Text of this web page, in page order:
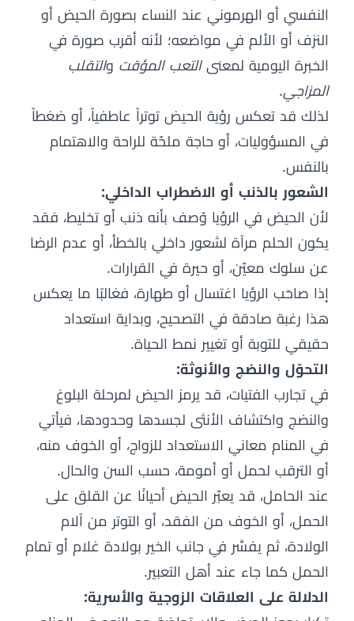
النفسي أو الهرموني عند النساء بصورة الحيض أو
النزف أو الألم في مواضعه؛ لأنه أقرب صورة في
الخبرة اليومية لمعنىالتعب المؤقت والتقلب
المزاجي.
لذلك قد تعكس رؤية الحيض توتراً عاطفياً، أو ضغطاً
في المسؤوليات، أو حاجة ملحّة للراحة والاهتمام
بالنفس.
الشعور بالذنب أو الاضطراب الداخلي:
لأن الحيض في الرؤيا وُصف بأنه ذنب أو تخليط، فقد
يكون الحلم مرآة لشعور داخلي بالخطأ، أو عدم الرضا
عن سلوك معيّن، أو حيرة في القرارات.
إذا صاحَب الرؤيا اغتسال أو طهارة، فغالبًا ما يعكس
هذا رغبة صادقة في التصحيح، وبداية استعداد
حقيقي للتوبة أو تغيير نمط الحياة.
التحوّل والنضج والأنوثة:
في تجارب الفتيات، قد يرمز الحيض لمرحلة البلوغ
والنضج واكتشاف الأنثى لجسدها وحدودها، فيأتي
في المنام معاني الاستعداد للزواج، أو الخوف منه،
أو الترقب لحمل أو أمومة، حسب السن والحال.
عند الحامل، قد يعبّر الحيض أحيانًا عن القلق على
الحمل، أو الخوف من الفقد، أو التوتر من آلام
الولادة، ثم يفسَّر في جانب الخير بولادة غلام أو تمام
الحمل كما جاء عند أهل التعبير.
الدلالة على العلاقات الزوجية والأسرية: